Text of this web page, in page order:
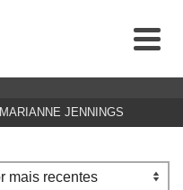
MARIANNE JENNINGS